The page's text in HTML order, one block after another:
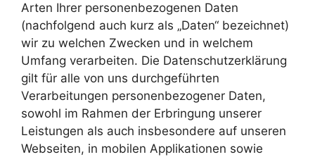
Arten Ihrer personenbezogenen Daten
(nachfolgend auch kurz als „Daten“ bezeichnet)
wir zu welchen Zwecken und in welchem
Umfang verarbeiten. Die Datenschutzerklärung
gilt für alle von uns durchgeführten
Verarbeitungen personenbezogener Daten,
sowohl im Rahmen der Erbringung unserer
Leistungen als auch insbesondere auf unseren
Webseiten, in mobilen Applikationen sowie